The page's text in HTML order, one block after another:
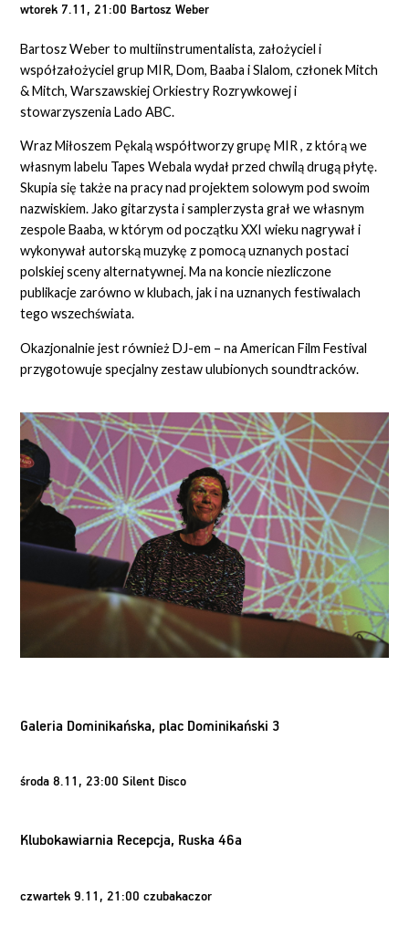
wtorek 7.11, 21:00 Bartosz Weber
Bartosz Weber to multiinstrumentalista, założyciel i
współzałożyciel grup MIR, Dom, Baaba i Slalom, członek Mitch
& Mitch, Warszawskiej Orkiestry Rozrywkowej i
stowarzyszenia Lado ABC.
Wraz Miłoszem Pękalą współtworzy grupę MIR , z którą we
własnym labelu Tapes Webala wydał przed chwilą drugą płytę.
Skupia się także na pracy nad projektem solowym pod swoim
nazwiskiem. Jako gitarzysta i samplerzysta grał we własnym
zespole Baaba, w którym od początku XXI wieku nagrywał i
wykonywał autorską muzykę z pomocą uznanych postaci
polskiej sceny alternatywnej. Ma na koncie niezliczone
publikacje zarówno w klubach, jak i na uznanych festiwalach
tego wszechświata.
Okazjonalnie jest również DJ-em – na American Film Festival
przygotowuje specjalny zestaw ulubionych soundtracków.
Galeria Dominikańska, plac Dominikański 3
środa 8.11, 23:00 Silent Disco
Klubokawiarnia Recepcja, Ruska 46a
czwartek 9.11, 21:00 czubakaczor